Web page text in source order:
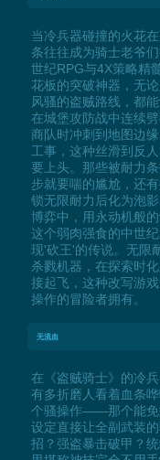
当冷兵器碰撞的火花
条往往成为骑士老爷
世纪RPG与4X策略精
花板的突破神器，无
风骚的盗贼路线，都
在城堡攻防战中连续
商队时冲刺到地图边
工事，这种丝滑到反
要上头。那些被耐力
步就要喘的尴尬，还
锁无限耐力后化为泡
博弈中，用永动机般
这个弱肉强食的中世
现'砍王'的传说。无限
杀戮机器，在探索时
接起飞，这种改写游
操作的冒险者拥有。
无流血
在《盗贼骑士》的冷
有多折磨人看着血条
个骚操作——那个能免
设定直接让全副武装
招？强盗暴击破甲？